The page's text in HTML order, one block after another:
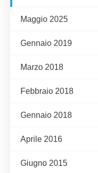
Maggio 2025
Gennaio 2019
Marzo 2018
Febbraio 2018
Gennaio 2018
Aprile 2016
Giugno 2015